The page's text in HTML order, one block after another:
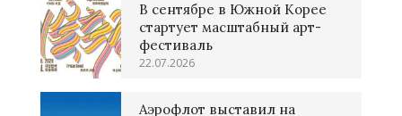
В сентябре в Южной Корее
стартует масштабный арт-
фестиваль
22.07.2026
Аэрофлот выставил на